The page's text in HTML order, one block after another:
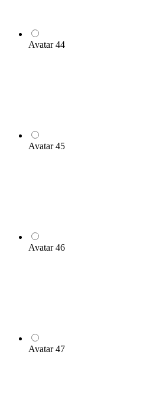
Avatar 44
Avatar 45
Avatar 46
Avatar 47